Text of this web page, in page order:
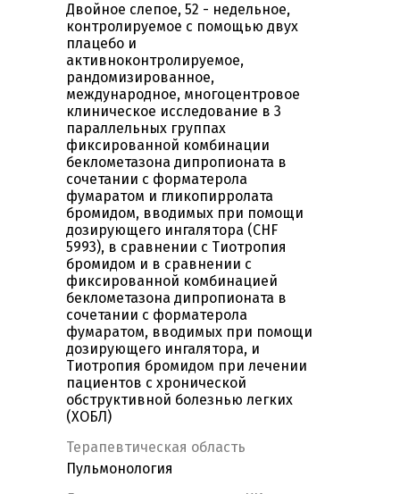
Двойное слепое, 52 - недельное,
контролируемое с помощью двух
плацебо и
активноконтролируемое,
рандомизированное,
международное, многоцентровое
клиническое исследование в 3
параллельных группах
фиксированной комбинации
беклометазона дипропионата в
сочетании с форматерола
фумаратом и гликопирролата
бромидом, вводимых при помощи
дозирующего ингалятора (CHF
5993), в сравнении с Тиотропия
бромидом и в сравнении с
фиксированной комбинацией
беклометазона дипропионата в
сочетании с форматерола
фумаратом, вводимых при помощи
дозирующего ингалятора, и
Тиотропия бромидом при лечении
пациентов с хронической
обструктивной болезнью легких
(ХОБЛ)
Терапевтическая область
Пульмонология